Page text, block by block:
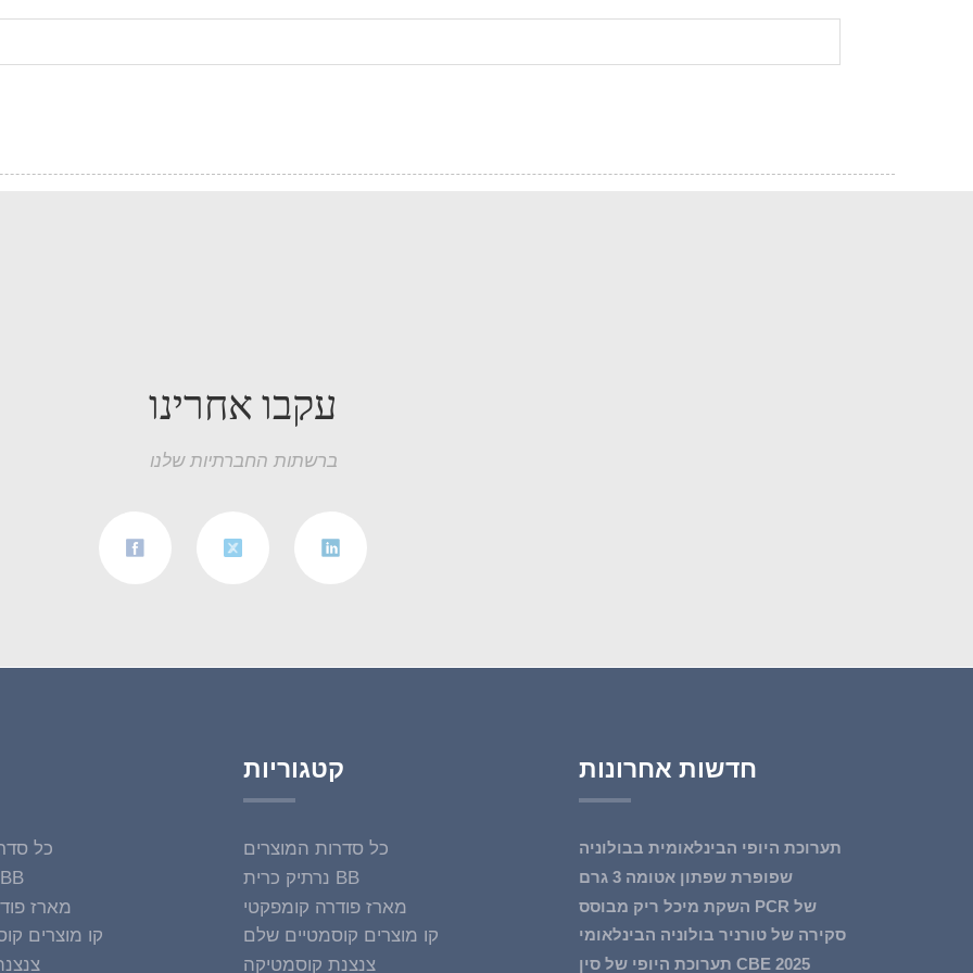
עקבו אחרינו
ברשתות החברתיות שלנו
כל
נרתיק כרית BB
מארז
קו מוצרים
קטגוריות
כל סדרות המוצרים
נרתיק כרית BB
מארז פודרה קומפקטי
קו מוצרים קוסמטיים שלם
צנצנת קוסמטיקה
חדשות אחרונות
תערוכת היופי הבינלאומית בבולוניה
2026
שפופרת שפתון אטומה 3 גרם
השקת מיכל ריק מבוסס PCR של
Huasheng פלסטיק...
סקירה של טורניר בולוניה הבינלאומי
לשנת 2025...
תערוכת היופי של סין CBE 2025